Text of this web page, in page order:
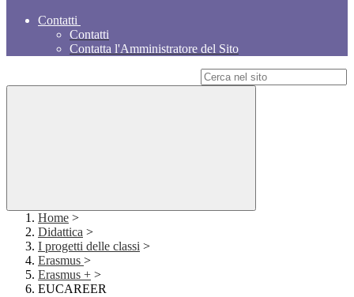
Contatti
Contatti
Contatta l'Amministratore del Sito
Home >
Didattica >
I progetti delle classi >
Erasmus >
Erasmus + >
EUCAREER